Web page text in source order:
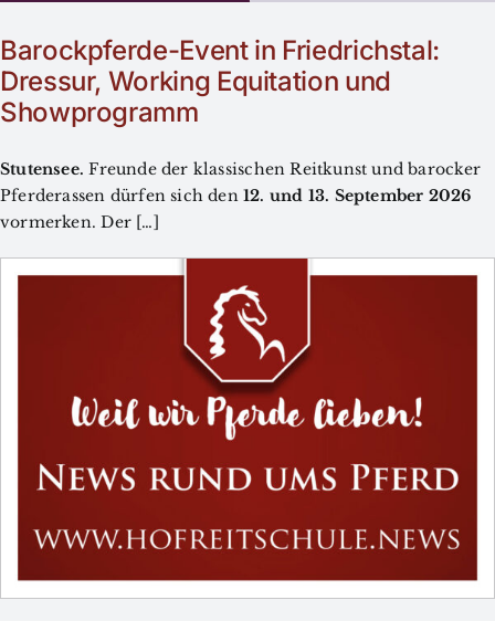
Barockpferde-Event in Friedrichstal:
Dressur, Working Equitation und
Showprogramm
Stutensee. Freunde der klassischen Reitkunst und barocker
Pferderassen dürfen sich den12. und 13. September 2026
vormerken. Der […]